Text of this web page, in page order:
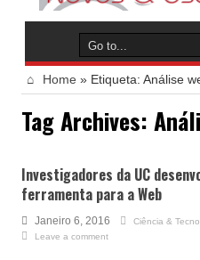
Home » Etiqueta: Análise
Tag Archives:
Investigadores da UC
ferramenta para a Web
Janeiro 6, 2016
Ciência & Tecno
Leave a comment